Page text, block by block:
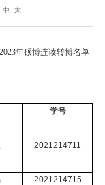
中 大
年硕博连读转博名单
学号
2021214711
2021214715